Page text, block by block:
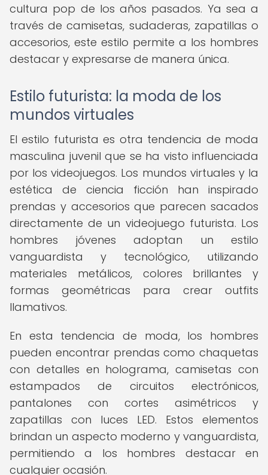
cultura pop de los años pasados. Ya sea a
través de camisetas, sudaderas, zapatillas o
accesorios, este estilo permite a los hombres
destacar y expresarse de manera única.
Estilo futurista: la moda de los
mundos virtuales
El estilo futurista es otra tendencia de moda
masculina juvenil que se ha visto influenciada
por los videojuegos. Los mundos virtuales y la
estética de ciencia ficción han inspirado
prendas y accesorios que parecen sacados
directamente de un videojuego futurista. Los
hombres jóvenes adoptan un estilo
vanguardista y tecnológico, utilizando
materiales metálicos, colores brillantes y
formas geométricas para crear outfits
llamativos.
En esta tendencia de moda, los hombres
pueden encontrar prendas como chaquetas
con detalles en holograma, camisetas con
estampados de circuitos electrónicos,
pantalones con cortes asimétricos y
zapatillas con luces LED. Estos elementos
brindan un aspecto moderno y vanguardista,
permitiendo a los hombres destacar en
cualquier ocasión.